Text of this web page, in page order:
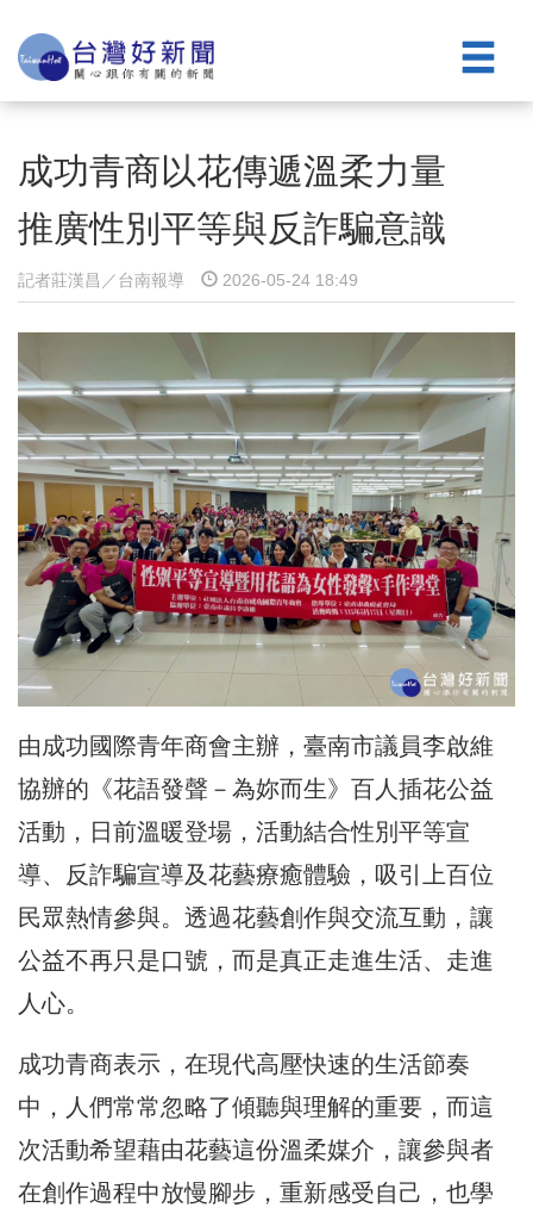
成功青商以花傳遞溫柔力量
推廣性別平等與反詐騙意識
記者莊漢昌／台南報導 2026-05-24 18:49
由成功國際青年商會主辦，臺南市議員李啟維
協辦的《花語發聲－為妳而生》百人插花公益
活動，日前溫暖登場，活動結合性別平等宣
導、反詐騙宣導及花藝療癒體驗，吸引上百位
民眾熱情參與。透過花藝創作與交流互動，讓
公益不再只是口號，而是真正走進生活、走進
人心。
成功青商表示，在現代高壓快速的生活節奏
中，人們常常忽略了傾聽與理解的重要，而這
次活動希望藉由花藝這份溫柔媒介，讓參與者
在創作過程中放慢腳步，重新感受自己，也學